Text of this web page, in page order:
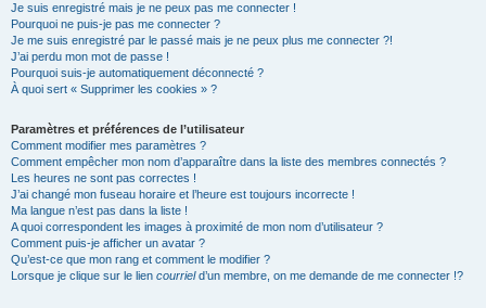
Je suis enregistré mais je ne peux pas me connecter !
Pourquoi ne puis-je pas me connecter ?
Je me suis enregistré par le passé mais je ne peux plus me connecter ?!
J’ai perdu mon mot de passe !
Pourquoi suis-je automatiquement déconnecté ?
À quoi sert « Supprimer les cookies » ?
Paramètres et préférences de l’utilisateur
Comment modifier mes paramètres ?
Comment empêcher mon nom d’apparaître dans la liste des membres connectés ?
Les heures ne sont pas correctes !
J’ai changé mon fuseau horaire et l’heure est toujours incorrecte !
Ma langue n’est pas dans la liste !
A quoi correspondent les images à proximité de mon nom d’utilisateur ?
Comment puis-je afficher un avatar ?
Qu’est-ce que mon rang et comment le modifier ?
Lorsque je clique sur le lien courrield’un membre, on me demande de me connecter !?